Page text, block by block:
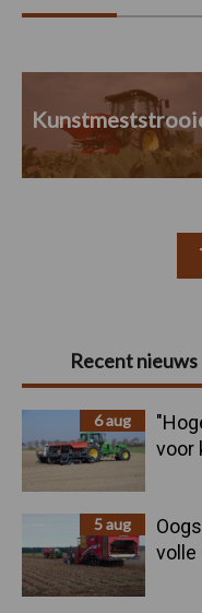
Primaire
Sidebar
Recent nieuws
6 aug
voor
5 aug
volle